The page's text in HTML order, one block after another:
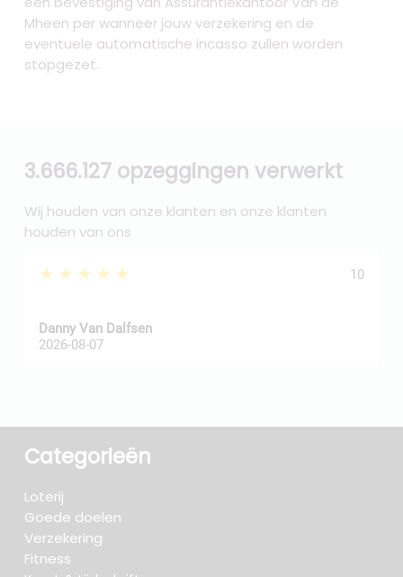
Mheen per wanneer jouw verzekering en de
eventuele automatische incasso zullen worden
stopgezet.
3.666.127 opzeggingen verwerkt
Wij houden van onze klanten en onze klanten
houden van ons
★★★★★ 10
Danny Van Dalfsen
2026-08-07
Categorieën
Loterij
Goede doelen
Verzekering
Fitness